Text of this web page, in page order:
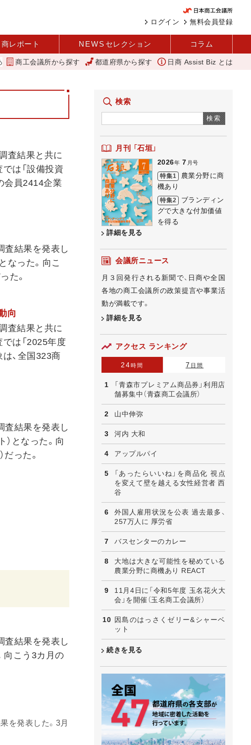
無料会員登録
ログイン
商レポート NEWS セレクション コラム
ね」を商品化 視点を変えて壁を越える女性経営者 西谷 外国人雇用状況を公
商工会議所から探す 都道府県から探す 日商 Assist Biz とは
査結果と共に
は「設備投資
会員2414企業
査結果を発表し
なった。向こ
た。
向
査結果と共に
は「2025年度
、全国323商
査結果を発表し
となった。向
った。
査結果を発表し
向こう3カ月の
を発表した。3月
検索
検索
月刊 「石垣」
2026年 7 月号
特集1
農業分野に商
機あり
特集2
ブランディン
グで大きな付加価値
を得る
詳細を見る
会議所ニュース
月３回発行される新聞で、日商や全国
各地の商工会議所の政策提言や事業活
動が満載です。
詳細を見る
アクセス ランキング
24時間 7 日間
「青森市プレミアム商品券」利用店
舗募集中（青森商工会議所）
山中伸弥
河内 大和
アップルパイ
「あったらいいね」を商品化 視点
を変えて壁を越える女性経営者 西
谷
外国人雇用状況を公表 過去最多、
257万人に 厚労省
バスセンターのカレー
大地は大きな可能性を秘めている
農業分野に商機あり REACT
11月4日に「令和5年度 玉名花火大
会」を開催（玉名商工会議所）
因島のはっさくゼリー&シャーベ
ット
続きを見る